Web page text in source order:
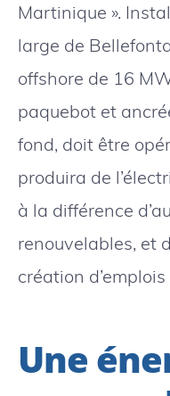
Martinique ».
large de
offshore de 16
paquebot et
fond, doit être
produira de
à la différence
renouvelables, et
création
Une